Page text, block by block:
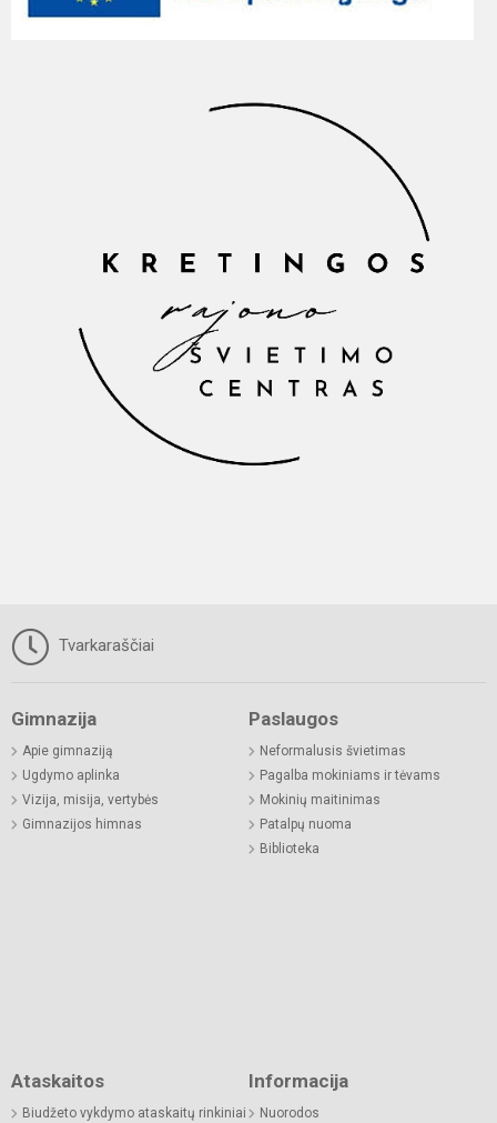
Tvarkaraščiai
Gimnazija
Apie gimnaziją
Ugdymo aplinka
Vizija, misija, vertybės
Gimnazijos himnas
Paslaugos
Neformalusis švietimas
Pagalba mokiniams ir tėvams
Mokinių maitinimas
Patalpų nuoma
Biblioteka
Ataskaitos
Biudžeto vykdymo ataskaitų rinkiniai
Informacija
Nuorodos